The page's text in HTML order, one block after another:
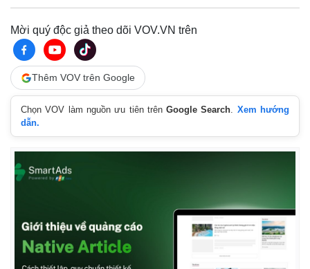
Mời quý độc giả theo dõi VOV.VN trên
Thêm VOV trên Google
Chọn VOV làm nguồn ưu tiên trênGoogle Search. Xem hướng
dẫn.